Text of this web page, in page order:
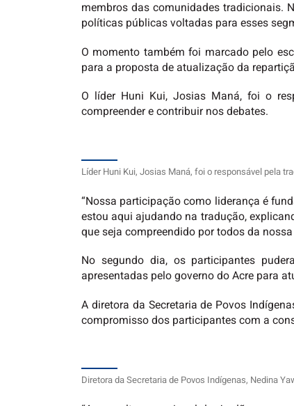
membros das comunidades tradicionais.
políticas públicas voltadas para esses
O momento também foi marcado pelo
para a proposta de atualização da
O líder Huni Kui, Josias Maná, foi o
compreender e contribuir nos debates.
Líder Huni Kui, Josias Maná, foi o responsável pela
“Nossa participação como liderança é
estou aqui ajudando na tradução,
que seja compreendido por todos da
No segundo dia, os participantes
apresentadas pelo governo do Acre para
A diretora da Secretaria de Povos
compromisso dos participantes com a
Diretora da Secretaria de Povos Indígenas, Nedina